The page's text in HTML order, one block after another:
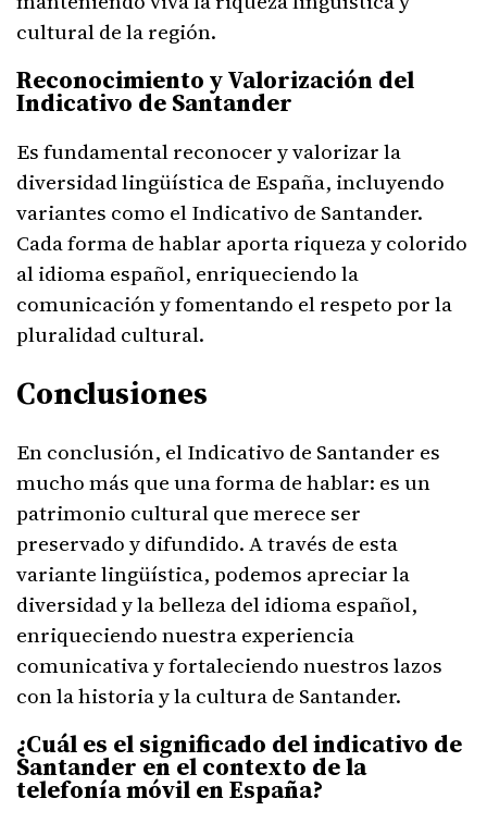
cultural de la región.
Reconocimiento y Valorización del
Indicativo de Santander
Es fundamental reconocer y valorizar la
diversidad lingüística de España, incluyendo
variantes como el Indicativo de Santander.
Cada forma de hablar aporta riqueza y colorido
al idioma español, enriqueciendo la
comunicación y fomentando el respeto por la
pluralidad cultural.
Conclusiones
En conclusión, el Indicativo de Santander es
mucho más que una forma de hablar: es un
patrimonio cultural que merece ser
preservado y difundido. A través de esta
variante lingüística, podemos apreciar la
diversidad y la belleza del idioma español,
enriqueciendo nuestra experiencia
comunicativa y fortaleciendo nuestros lazos
con la historia y la cultura de Santander.
¿Cuál es el significado del indicativo de
Santander en el contexto de la
telefonía móvil en España?